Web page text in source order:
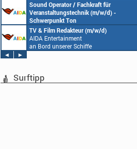
Redaktionsleitung (w/m/d)
Endemol Shine Group Germany GmbH
Köln
Producer (w/m/d)
Endemol Shine Group Germany GmbH
Köln
◄
►
Surftipp